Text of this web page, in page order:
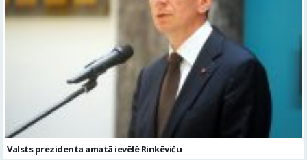
Valsts prezidenta amatā ievēlē Rinkēviču